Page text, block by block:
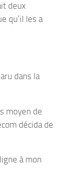
deux
qu’il les a
dans la
moyen de
décida de
à mon